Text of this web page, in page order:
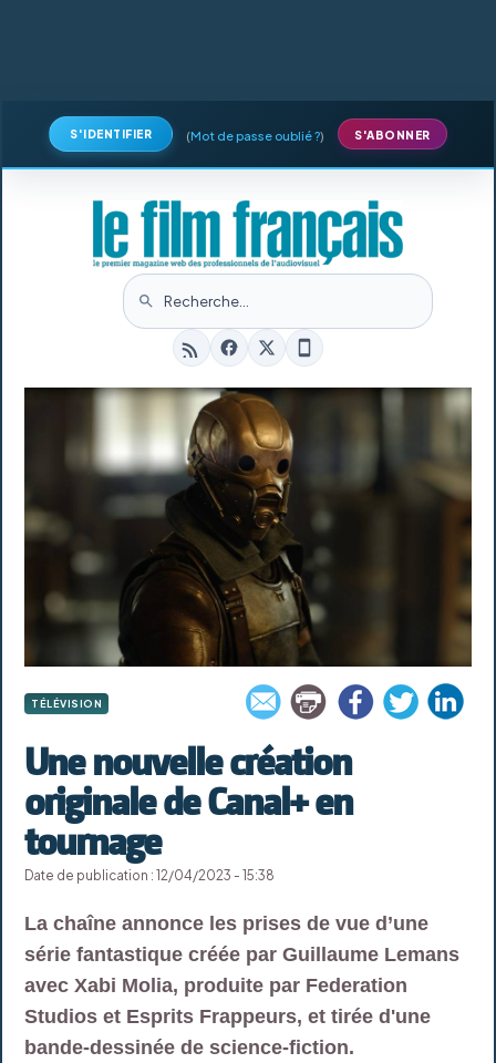
S'IDENTIFIER (Mot de passe oublié ?) S'ABONNER
TÉLÉVISION
Une nouvelle création
originale de Canal+ en
tournage
Date de publication : 12/04/2023 - 15:38
La chaîne annonce les prises de vue d’une
série fantastique créée par Guillaume Lemans
avec Xabi Molia, produite par Federation
Studios et Esprits Frappeurs, et tirée d'une
bande-dessinée de science-fiction.